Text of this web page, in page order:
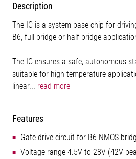
Description
The IC is a system base chip for
B6, full bridge or half bridge
The IC ensures a safe, autonomous
suitable for high temperature
linear... read more
Features
Gate drive circuit for B6-NMOS
Voltage range 4.5V to 28V (42V